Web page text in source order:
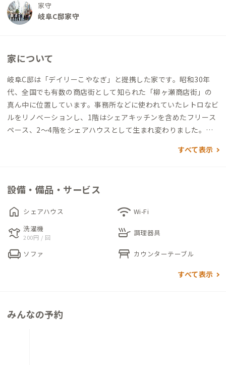
家守
岐阜C邸家守
家について
岐阜C邸は「デイリーこやなぎ」と提携した家です。昭和30年
代、全国でも有数の商店街として知られた「柳ヶ瀬商店街」の
真ん中に位置しています。事務所などに使われていたレトロなビ
ルをリノベーションし、1階はシェアキッチンを含めたフリース
ペース、2～4階をシェアハウスとして生まれ変わりました。
共有スペースや個室は、コンクリートやパイプはそのまま活か
シャワーブースやキッチンなどの設備機器は新しくされたとの
こと。家守こだわりのリノベーションや1階に集まる人々との交
流など、家の中だけでも楽しめる空間です。
商店街の中にある岐阜C邸は、「商店街で暮らす」ことを体験で
きる家。すぐそばのお店で食事を楽しんだり、商店街で自炊の材
こで出会う商店街の人と時間を楽しむ、夜は商店街を行き交う
は、地域の方との交流を楽しみたい人にもぜひおすすめです。
すべて表示
設備・備品・サービス
home シェアハウス wifi Wi-Fi
laundry 洗濯機
200円 / 回 skillet 調理器具
chair ソファ table_restaurant カウンターテーブル
すべて表示
みんなの予約